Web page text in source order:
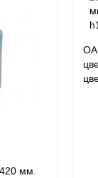
мм.